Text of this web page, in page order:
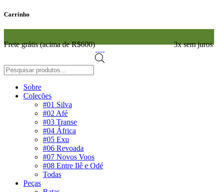
Carrinho
Frete grátis (acima de R$600)
3x sem juros
produtos
Sobre
Coleções
#01 Silva
#02 Afé
#03 Transe
#04 África
#05 Exu
#06 Revoada
#07 Novos Voos
#08 Entre Ilê e Odé
Todas
Peças